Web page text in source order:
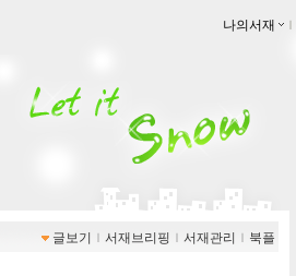
나의서재 ｌ
글보기 ｌ 서재브리핑 ｌ 서재관리 ｌ 북플